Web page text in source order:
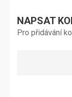
NAPSAT
Pro přidávání